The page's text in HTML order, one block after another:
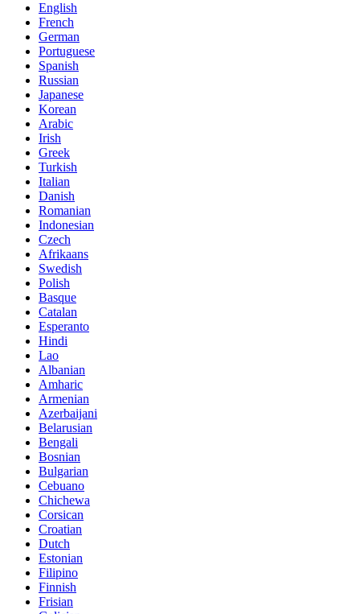
English
French
German
Portuguese
Spanish
Russian
Japanese
Korean
Arabic
Irish
Greek
Turkish
Italian
Danish
Romanian
Indonesian
Czech
Afrikaans
Swedish
Polish
Basque
Catalan
Esperanto
Hindi
Lao
Albanian
Amharic
Armenian
Azerbaijani
Belarusian
Bengali
Bosnian
Bulgarian
Cebuano
Chichewa
Corsican
Croatian
Dutch
Estonian
Filipino
Finnish
Frisian